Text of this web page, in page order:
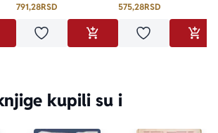
U KORPU
791,28RSD
Dodaj u omiljeneDODAJ U KORPU
575,28RSD
Dodaj u
kupili su i